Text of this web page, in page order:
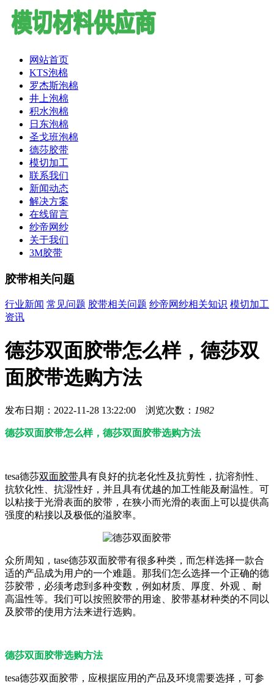
网站首页
KTS泡棉
罗杰斯泡棉
井上泡棉
积水泡棉
日东泡棉
圣戈班泡棉
德莎胶带
模切加工
联系我们
新闻动态
解决方案
在线留言
纱帝网纱
关于我们
3M胶带
胶带相关问题
行业新闻 常见问题 胶带相关问题 纱帝网纱相关知识 模切加工
资讯
德莎双面胶带怎么样，德莎双
面胶带选购方法
发布日期：2022-11-28 13:22:00 浏览次数： 1982
德莎双面胶带怎么样，德莎双面胶带选购方法
tesa德莎双面胶带具有良好的抗老化性及抗剪性，抗溶剂性、
抗软化性、抗湿性好，并且具有优越的加工性能及耐温性。可
以粘接于光滑表面的胶带，在狭小而光滑的表面上可以提供高
强度的粘接以及极低的溢胶率。
众所周知，tase德莎双面胶带有很多种类，而怎样选择一款合
适的产品成为用户的一个难题。那我们怎么选择一个正确的德
莎胶带，必须考虑到多种变数，例如材质、厚度、外观 、耐
高温性等。我们可以按照胶带的用途、胶带基材种类的不同以
及胶带的使用方法来进行选购。
德莎双面胶带选购方法
tesa德莎双面胶带，应根据应用的产品及环境需要选择，可参